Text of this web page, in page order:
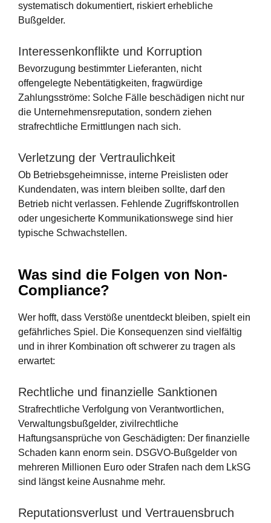
systematisch dokumentiert, riskiert erhebliche
Bußgelder.
Interessenkonflikte und Korruption
Bevorzugung bestimmter Lieferanten, nicht
offengelegte Nebentätigkeiten, fragwürdige
Zahlungsströme: Solche Fälle beschädigen nicht nur
die Unternehmensreputation, sondern ziehen
strafrechtliche Ermittlungen nach sich.
Verletzung der Vertraulichkeit
Ob Betriebsgeheimnisse, interne Preislisten oder
Kundendaten, was intern bleiben sollte, darf den
Betrieb nicht verlassen. Fehlende Zugriffskontrollen
oder ungesicherte Kommunikationswege sind hier
typische Schwachstellen.
Was sind die Folgen von Non-
Compliance?
Wer hofft, dass Verstöße unentdeckt bleiben, spielt ein
gefährliches Spiel. Die Konsequenzen sind vielfältig
und in ihrer Kombination oft schwerer zu tragen als
erwartet:
Rechtliche und finanzielle Sanktionen
Strafrechtliche Verfolgung von Verantwortlichen,
Verwaltungsbußgelder, zivilrechtliche
Haftungsansprüche von Geschädigten: Der finanzielle
Schaden kann enorm sein. DSGVO-Bußgelder von
mehreren Millionen Euro oder Strafen nach dem LkSG
sind längst keine Ausnahme mehr.
Reputationsverlust und Vertrauensbruch